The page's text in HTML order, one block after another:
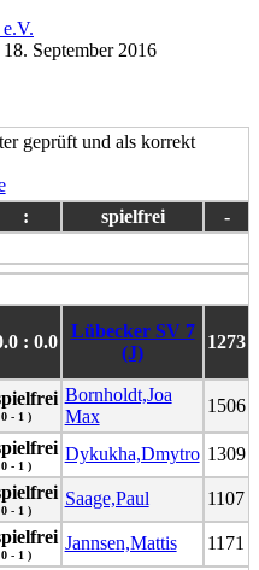
September 2016
: spielfrei -
: 0.0
Lübecker SV 7
(J)
1273
- 1 )
Bornholdt,Joa
Max
1506
- 1 )
Dykukha,Dmytro 1309
- 1 )
Saage,Paul 1107
- 1 )
Jannsen,Mattis
1171